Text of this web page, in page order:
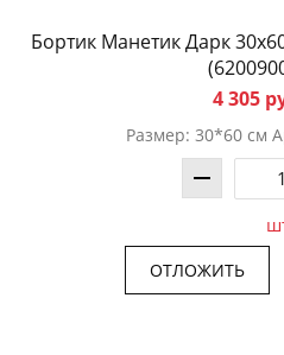
Бортик Манетик Дарк
4 305
Размер: 30*60 см
ОТЛОЖИТЬ